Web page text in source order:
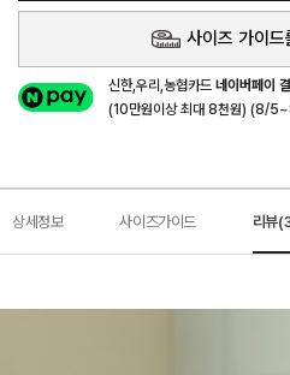
사이즈 가이
신한,우리,농협카드네이버페이
(10만원이상 최대 8천원) (8/
상세정보 사이즈가이드 리뷰